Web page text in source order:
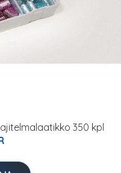
350 kpl